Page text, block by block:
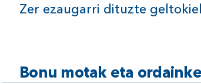
Zer ezaugarri dituzte
Bonu motak eta